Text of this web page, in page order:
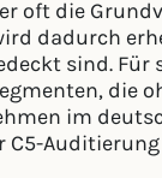
oft die
dadurch
sind.
die
im
C5-